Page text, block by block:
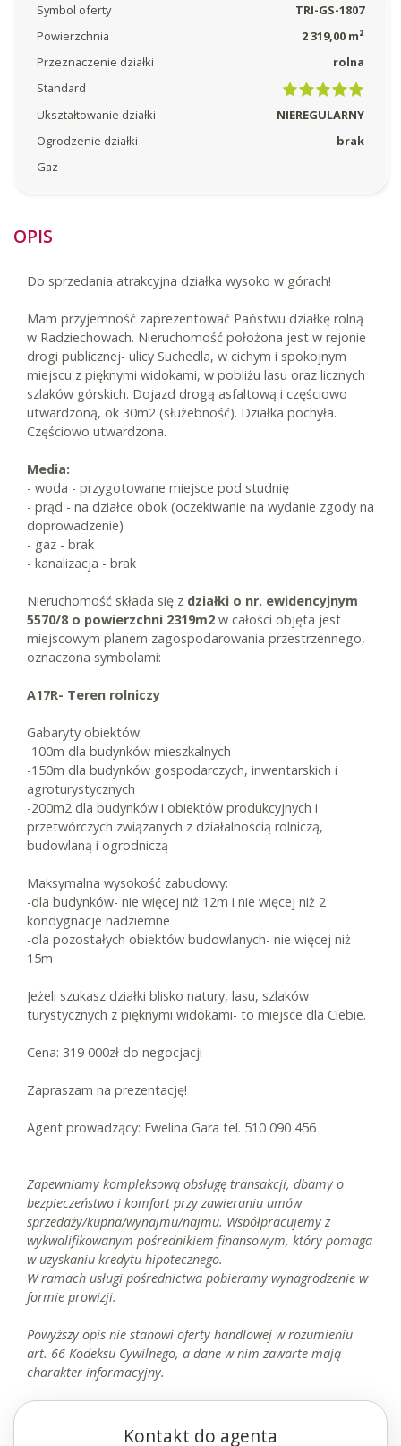
Kontakt do agenta
Symbol oferty
TRI-GS-1807
Powierzchnia
2 319,00 m²
Przeznaczenie działki
rolna
Standard
Ukształtowanie działki
NIEREGULARNY
Ogrodzenie działki
brak
Gaz
OPIS
Do sprzedania atrakcyjna działka wysoko w górach!
Mam przyjemność zaprezentować Państwu działkę rolną
w Radziechowach. Nieruchomość położona jest w rejonie
drogi publicznej- ulicy Suchedla, w cichym i spokojnym
miejscu z pięknymi widokami, w pobliżu lasu oraz licznych
szlaków górskich. Dojazd drogą asfaltową i częściowo
utwardzoną, ok 30m2 (służebność). Działka pochyła.
Częściowo utwardzona.
Media:
- woda - przygotowane miejsce pod studnię
- prąd - na działce obok (oczekiwanie na wydanie zgody na
doprowadzenie)
- gaz - brak
- kanalizacja - brak
Nieruchomość składa się z działki o nr. ewidencyjnym
5570/8 o powierzchni 2319m2 w całości objęta jest
miejscowym planem zagospodarowania przestrzennego,
oznaczona symbolami:
A17R- Teren rolniczy
Gabaryty obiektów:
-100m dla budynków mieszkalnych
-150m dla budynków gospodarczych, inwentarskich i
agroturystycznych
-200m2 dla budynków i obiektów produkcyjnych i
przetwórczych związanych z działalnością rolniczą,
budowlaną i ogrodniczą
Maksymalna wysokość zabudowy:
-dla budynków- nie więcej niż 12m i nie więcej niż 2
kondygnacje nadziemne
-dla pozostałych obiektów budowlanych- nie więcej niż
15m
Jeżeli szukasz działki blisko natury, lasu, szlaków
turystycznych z pięknymi widokami- to miejsce dla Ciebie.
Cena: 319 000zł do negocjacji
Zapraszam na prezentację!
Agent prowadzący: Ewelina Gara tel. 510 090 456
Zapewniamy kompleksową obsługę transakcji, dbamy o
bezpieczeństwo i komfort przy zawieraniu umów
sprzedaży/kupna/wynajmu/najmu. Współpracujemy z
wykwalifikowanym pośrednikiem finansowym, który pomaga
w uzyskaniu kredytu hipotecznego.
W ramach usługi pośrednictwa pobieramy wynagrodzenie w
formie prowizji.
Powyższy opis nie stanowi oferty handlowej w rozumieniu
art. 66 Kodeksu Cywilnego, a dane w nim zawarte mają
charakter informacyjny.